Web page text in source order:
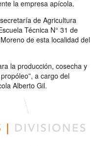
la empresa apícola.
de Agricultura
Técnica N° 31 de
de esta localidad del
la producción, cosecha y
a cargo del
Alberto Gil.